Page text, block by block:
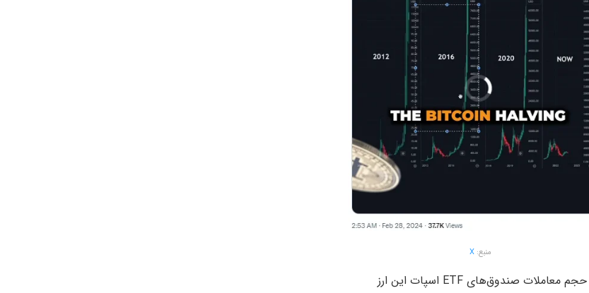
منبع: X
مومنتوم صعودی بیت کوین در حالی شدت گرفته که دو روز پیش حجم معاملات صندوق‌های ETF اسپات این ارز